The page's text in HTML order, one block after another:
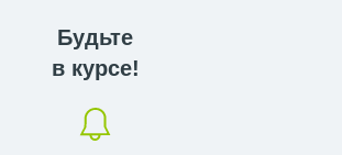
Будьте
в курсе!